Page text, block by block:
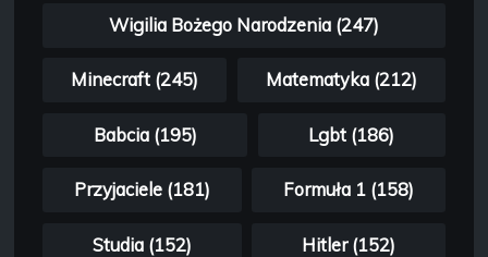
Wigilia Bożego Narodzenia (247)
Minecraft (245) Matematyka (212)
Babcia (195) Lgbt (186)
Przyjaciele (181) Formuła 1 (158)
Studia (152) Hitler (152)